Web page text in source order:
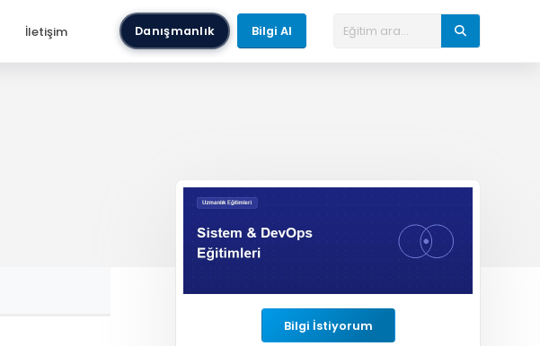
İletişim Danışmanlık Bilgi Al
Bilgi İstiyorum